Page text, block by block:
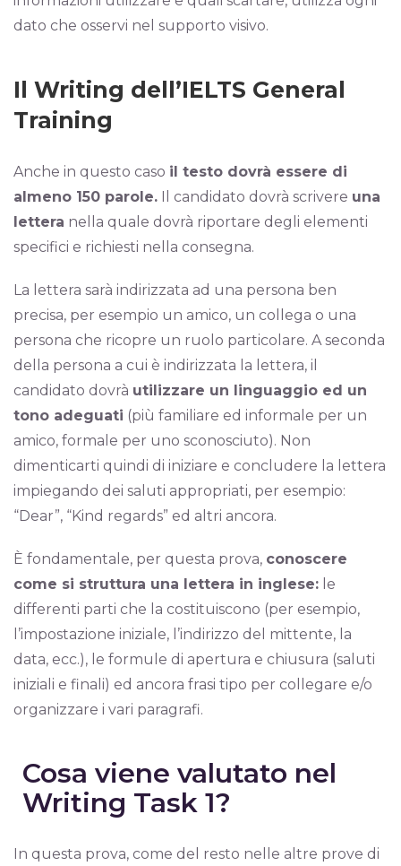
dato che osservi nel supporto visivo.
Il Writing dell’IELTS General
Training
Anche in questo caso il testo dovrà essere di
almeno 150 parole. Il candidato dovrà scrivere una
lettera nella quale dovrà riportare degli elementi
specifici e richiesti nella consegna.
La lettera sarà indirizzata ad una persona ben
precisa, per esempio un amico, un collega o una
persona che ricopre un ruolo particolare. A seconda
della persona a cui è indirizzata la lettera, il
candidato dovrà utilizzare un linguaggio ed un
tono adeguati (più familiare ed informale per un
amico, formale per uno sconosciuto). Non
dimenticarti quindi di iniziare e concludere la lettera
impiegando dei saluti appropriati, per esempio:
“Dear”, “Kind regards” ed altri ancora.
È fondamentale, per questa prova, conoscere
come si struttura una lettera in inglese: le
differenti parti che la costituiscono (per esempio,
l’impostazione iniziale, l’indirizzo del mittente, la
data, ecc.), le formule di apertura e chiusura (saluti
iniziali e finali) ed ancora frasi tipo per collegare e/o
organizzare i vari paragrafi.
Cosa viene valutato nel
Writing Task 1?
In questa prova, come del resto nelle altre prove di